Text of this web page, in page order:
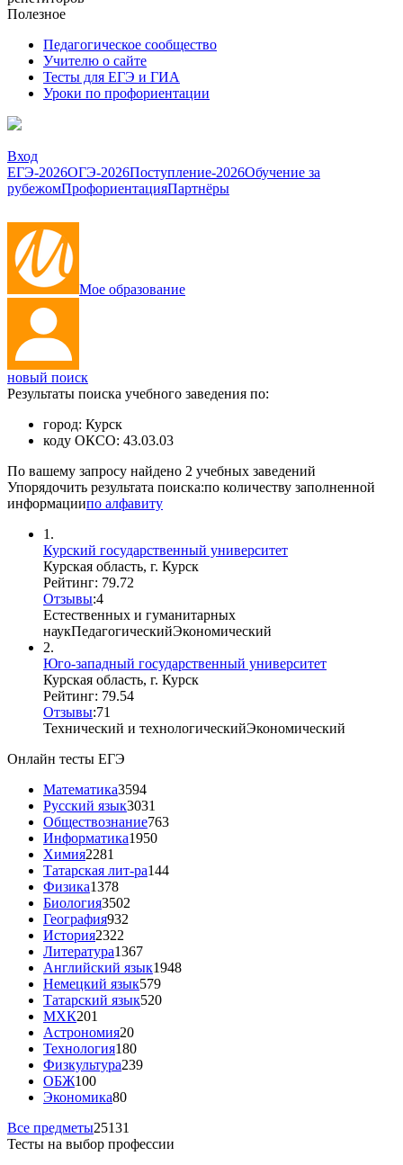
Полезное
Педагогическое сообщество
Учителю о сайте
Тесты для ЕГЭ и ГИА
Уроки по профориентации
Вход
ЕГЭ-2026ОГЭ-2026Поступление-2026Обучение за
рубежомПрофориентацияПартнёры
Мое образование
новый поиск
Результаты поиска учебного заведения по:
город: Курск
коду ОКСО: 43.03.03
По вашему запросу найдено 2 учебных заведений
Упорядочить результата поиска:по количеству заполненной
информациипо алфавиту
1.
Курский государственный университет
Курская область, г. Курск
Рейтинг: 79.72
Отзывы:4
Естественных и гуманитарных
наукПедагогическийЭкономический
2.
Юго-западный государственный университет
Курская область, г. Курск
Рейтинг: 79.54
Отзывы:71
Технический и технологическийЭкономический
Онлайн тесты ЕГЭ
Математика3594
Русский язык3031
Обществознание763
Информатика1950
Химия2281
Татарская лит-ра144
Физика1378
Биология3502
География932
История2322
Литература1367
Английский язык1948
Немецкий язык579
Татарский язык520
МХК201
Астрономия20
Технология180
Физкультура239
ОБЖ100
Экономика80
Все предметы25131
Тесты на выбор профессии